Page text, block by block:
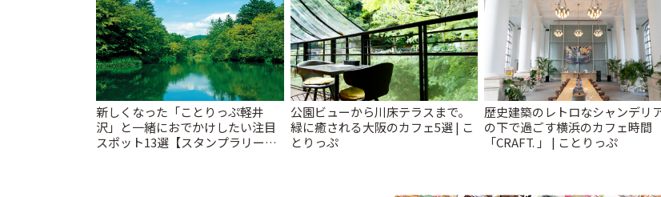
新しくなった「ことりっぷ軽井
沢」と一緒におでかけしたい注目
スポット13選【スタンプラリー開
公園ビューから川床テラスまで。
緑に癒される大阪のカフェ5選 | こ
とりっぷ
歴史建築のレトロなシャンデリ
の下で過ごす横浜のカフェ時間
「CRAFT. 」 | ことりっぷ